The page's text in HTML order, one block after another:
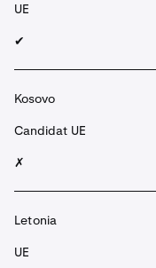
UE
✔︎
Kosovo
Candidat UE
✗
Letonia
UE